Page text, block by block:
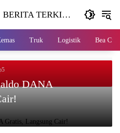
TERKINI
HARI INI
Truk Logistik Bea
DANA